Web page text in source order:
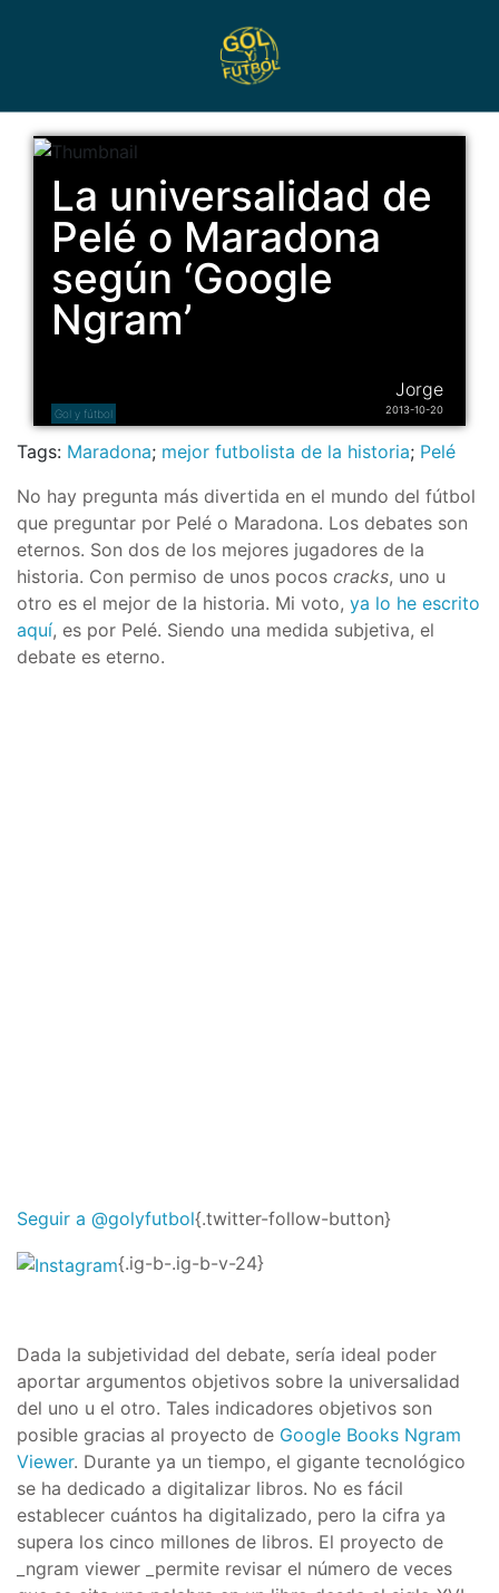
Gol y fútbol
La universalidad de
Pelé o Maradona
según ‘Google
Ngram’
Jorge
2013-10-20
Tags: Maradona; mejor futbolista de la historia; Pelé
No hay pregunta más divertida en el mundo del fútbol
que preguntar por Pelé o Maradona. Los debates son
eternos. Son dos de los mejores jugadores de la
historia. Con permiso de unos pocos cracks, uno u
otro es el mejor de la historia. Mi voto, ya lo he escrito
aquí, es por Pelé. Siendo una medida subjetiva, el
debate es eterno.
Seguir a @golyfutbol{.twitter-follow-button}
{.ig-b-.ig-b-v-24}
Dada la subjetividad del debate, sería ideal poder
aportar argumentos objetivos sobre la universalidad
del uno u el otro. Tales indicadores objetivos son
posible gracias al proyecto de Google Books Ngram
Viewer. Durante ya un tiempo, el gigante tecnológico
se ha dedicado a digitalizar libros. No es fácil
establecer cuántos ha digitalizado, pero la cifra ya
supera los cinco millones de libros. El proyecto de
_ngram viewer _permite revisar el número de veces